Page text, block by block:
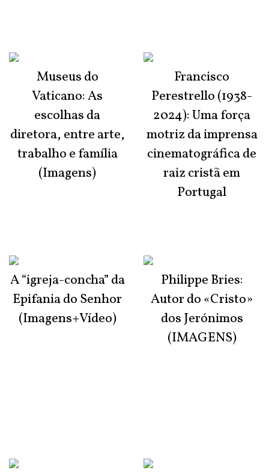
Museus do
Vaticano: As
escolhas da
diretora, entre arte,
trabalho e família
(Imagens)
A “igreja-concha” da
Epifania do Senhor
(Imagens+Vídeo)
Francisco
Perestrello (1938-
2024): Uma força
motriz da imprensa
cinematográfica de
raiz cristã em
Portugal
Philippe Bries:
Autor do «Cristo»
dos Jerónimos
(IMAGENS)